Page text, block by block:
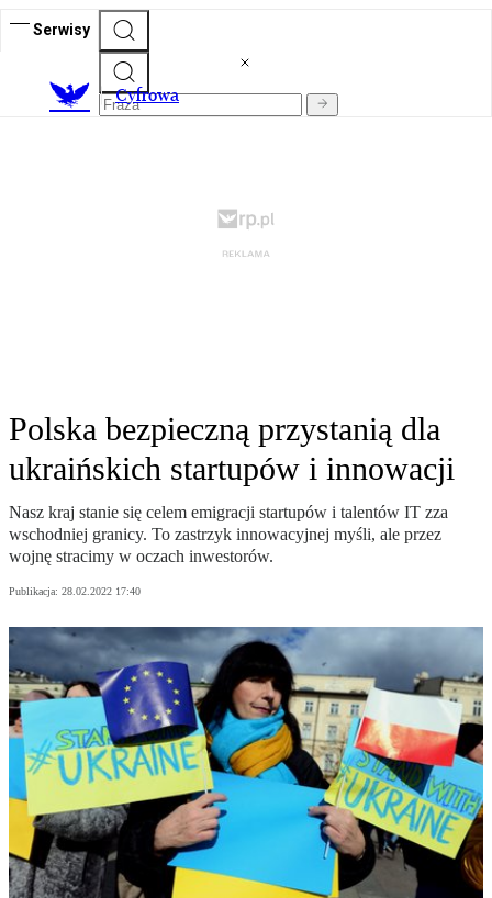
Serwisy
Cyfrowa
Polska bezpieczną przystanią dla
ukraińskich startupów i innowacji
Nasz kraj stanie się celem emigracji startupów i talentów IT zza
wschodniej granicy. To zastrzyk innowacyjnej myśli, ale przez
wojnę stracimy w oczach inwestorów.
Publikacja: 28.02.2022 17:40